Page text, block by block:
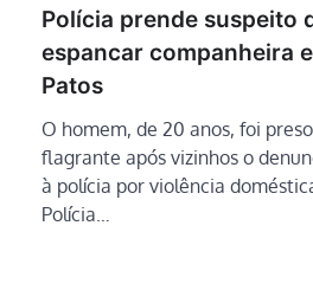
Polícia prende suspeito
espancar companheira
Patos
O homem, de 20 anos, foi
flagrante após vizinhos o
à polícia por violência
Polícia…